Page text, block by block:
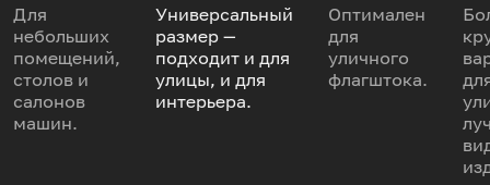
Для
небольших
помещений,
столов и
салонов
машин.
Универсальный
размер —
подходит и для
улицы, и для
интерьера.
Оптимален
для
уличного
флагштока.